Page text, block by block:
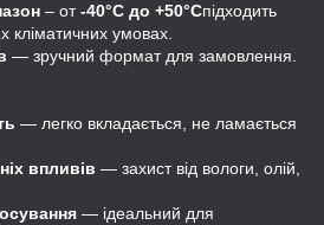
– от-40°C до +50°Cпідходить
кліматичних умовах.
— зручний формат для замовлення.
— легко вкладається, не ламається
впливів — захист від вологи, олій,
— ідеальний для